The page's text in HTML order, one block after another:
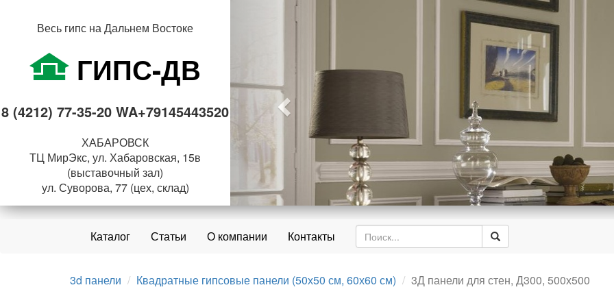
Весь гипс на Дальнем Востоке
ГИПС-ДВ
8 (4212) 77-35-20 WA+79145443520
ХАБАРОВСК
ТЦ МирЭкс, ул. Хабаровская, 15в
(выставочный зал)
ул. Суворова, 77 (цех, склад)
Пред
Каталог Статьи О компании Контакты
3d панели Квадратные гипсовые панели (50х50 см, 60х60 см) 3Д панели для стен, Д300, 500х500